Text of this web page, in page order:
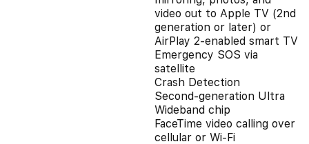
video out to Apple TV (2nd
generation or later) or
AirPlay 2‑enabled smart TV
Emergency SOS via
satellite
Crash Detection
Second-generation Ultra
Wideband chip
FaceTime video calling over
cellular or Wi‑Fi